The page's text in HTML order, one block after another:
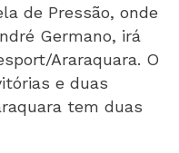
de Pressão, onde
Germano, irá
Araraquara. O
e duas
tem duas